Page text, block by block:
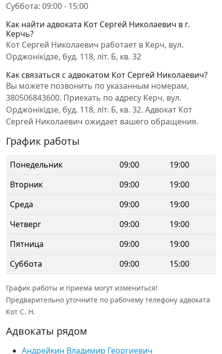
Суббота: 09:00 - 15:00
Как найти адвоката Кот Сергей Николаевич в г.
Керчь?
Кот Сергей Николаевич работает в Керч, вул.
Орджонікідзе, буд. 118, літ. Б, кв. 32
Как связаться с адвокатом Кот Сергей Николаевич?
Вы можете позвонить по указанным номерам,
380506843600. Приехать по адресу Керч, вул.
Орджонікідзе, буд. 118, літ. Б, кв. 32. Адвокат Кот
Сергей Николаевич ожидает вашего обращения.
График работы
Понедельник 09:00
19:00
Вторник
09:00
19:00
Среда
09:00
19:00
Четверг
09:00
19:00
Пятница
09:00
19:00
Суббота
09:00 15:00
График работы и приема могут измениться!
Предварительно уточните по рабочему телефону адвоката
Кот С. Н.
Адвокаты рядом
Андрейкин Владимир Георгиевич